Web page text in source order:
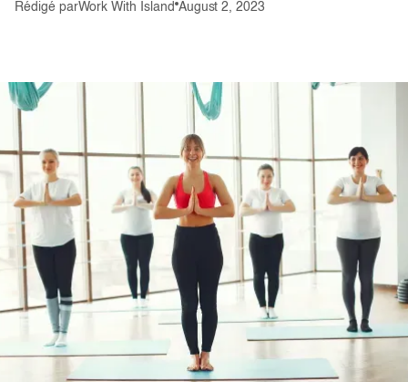
Rédigé parWork With Island August 2, 2023